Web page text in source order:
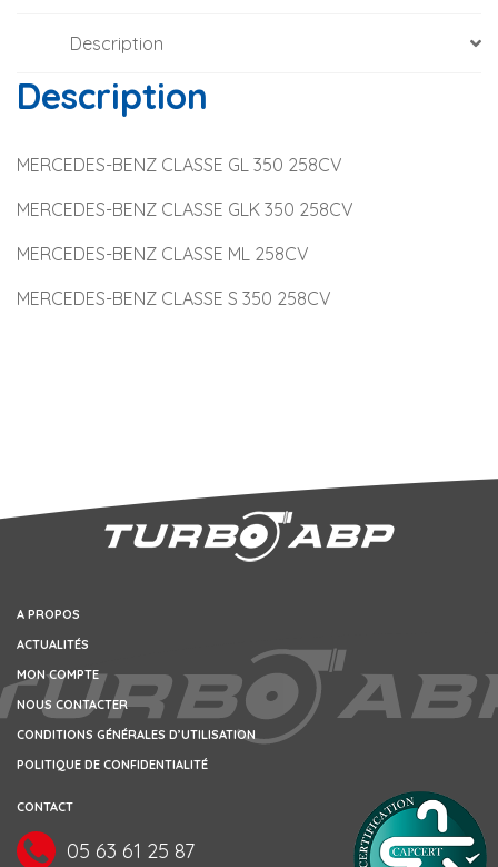
Description
Description
MERCEDES-BENZ CLASSE GL 350 258CV
MERCEDES-BENZ CLASSE GLK 350 258CV
MERCEDES-BENZ CLASSE ML 258CV
MERCEDES-BENZ CLASSE S 350 258CV
A PROPOS
ACTUALITÉS
MON COMPTE
NOUS CONTACTER
CONDITIONS GÉNÉRALES D’UTILISATION
POLITIQUE DE CONFIDENTIALITÉ
CONTACT
05 63 61 25 87